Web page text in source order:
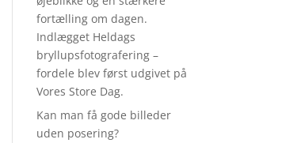
fortælling om dagen.
Indlægget Heldags
bryllupsfotografering –
fordele blev først udgivet på
Vores Store Dag.
Kan man få gode billeder
uden posering?